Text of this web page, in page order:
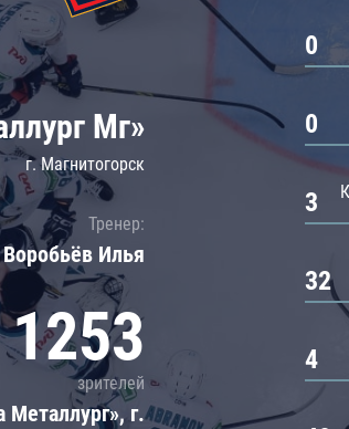
Локомотив
ЦСКА
Шанхайские Драконы
Мг»
г. Магнитогорск
Тренер:
Воробьёв Илья
1253
зрителей
г.
0
0
3
32
4